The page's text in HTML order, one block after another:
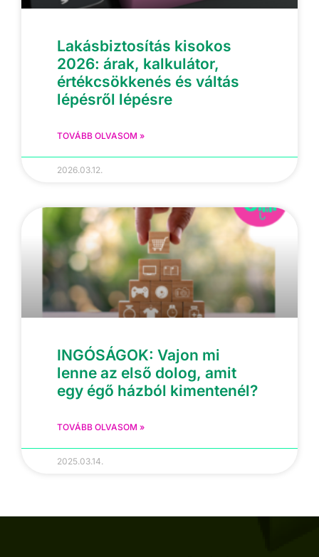
Lakásbiztosítás kisokos
2026: árak, kalkulátor,
értékcsökkenés és váltás
lépésről lépésre
TOVÁBB OLVASOM »
2026.03.12.
INGÓSÁGOK: Vajon mi
lenne az első dolog, amit
egy égő házból kimentenél?
TOVÁBB OLVASOM »
2025.03.14.